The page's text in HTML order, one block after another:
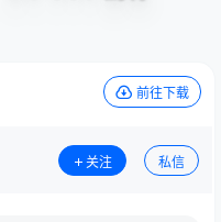
前往下载
关注 私信